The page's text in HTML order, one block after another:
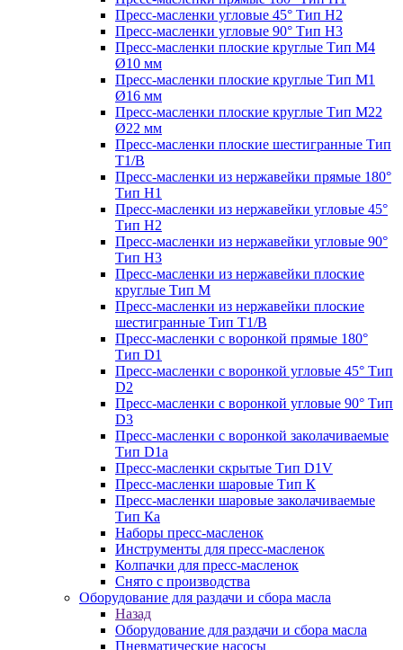
Пресс-масленки угловые 45° Тип H2
Пресс-масленки угловые 90° Тип H3
Пресс-масленки плоские круглые Тип M4
Ø10 мм
Пресс-масленки плоские круглые Тип M1
Ø16 мм
Пресс-масленки плоские круглые Тип M22
Ø22 мм
Пресс-масленки плоские шестигранные Тип
T1/B
Пресс-масленки из нержавейки прямые 180°
Тип H1
Пресс-масленки из нержавейки угловые 45°
Тип H2
Пресс-масленки из нержавейки угловые 90°
Тип H3
Пресс-масленки из нержавейки плоские
круглые Тип M
Пресс-масленки из нержавейки плоские
шестигранные Тип T1/B
Пресс-масленки с воронкой прямые 180°
Тип D1
Пресс-масленки с воронкой угловые 45° Тип
D2
Пресс-масленки с воронкой угловые 90° Тип
D3
Пресс-масленки с воронкой заколачиваемые
Тип D1a
Пресс-масленки скрытые Тип D1V
Пресс-масленки шаровые Тип К
Пресс-масленки шаровые заколачиваемые
Тип Кa
Наборы пресс-масленок
Инструменты для пресс-масленок
Колпачки для пресс-масленок
Снято с производства
Оборудование для раздачи и сбора масла
Назад
Оборудование для раздачи и сбора масла
Пневматические насосы